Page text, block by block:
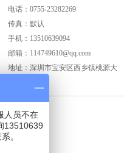
NPO高压贴片电容1808 3KV 100PF J
电话： 0755-23282269
传真： 默认
手机： 13510639094
邮箱： 114749610@qq.com
地址： 深圳市宝安区西乡镇桃源大
人员不在
13510639
。